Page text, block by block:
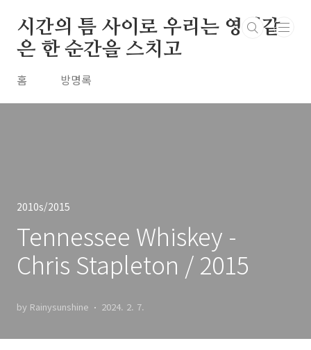
시간의 틈 사이로 우리는 영원같
은 한 순간을 스치고
홈 방명록
2010s/2015
Tennessee Whiskey -
Chris Stapleton / 2015
by Rainysunshine 2024. 2. 7.